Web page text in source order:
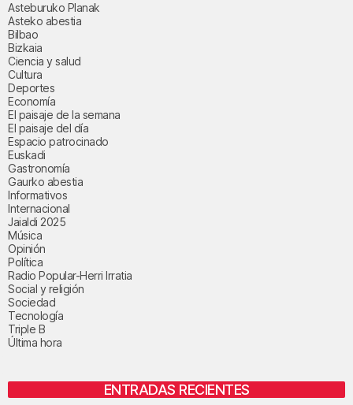
Asteburuko Planak
Asteko abestia
Bilbao
Bizkaia
Ciencia y salud
Cultura
Deportes
Economía
El paisaje de la semana
El paisaje del día
Espacio patrocinado
Euskadi
Gastronomía
Gaurko abestia
Informativos
Internacional
Jaialdi 2025
Música
Opinión
Política
Radio Popular-Herri Irratia
Social y religión
Sociedad
Tecnología
Triple B
Última hora
ENTRADAS RECIENTES